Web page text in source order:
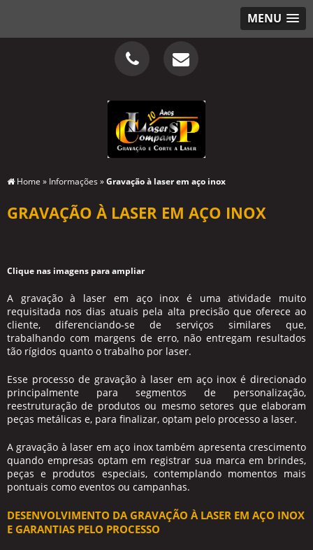
MENU
Home » Informações »Gravação à laser em aço inox
GRAVAÇÃO À LASER EM AÇO INOX
Clique nas imagens para ampliar
A gravação à laser em aço inox é uma atividade muito
requisitada nos dias atuais pela alta precisão que oferece ao
cliente, diferenciando-se de serviços similares que,
trabalhando com margens de erro, não entregam resultados
tão rígidos quanto o trabalho por laser.
Esse processo de gravação à laser em aço inox é direcionado
principalmente para segmentos de personalização,
reestruturação de produtos ou mesmo setores que elaboram
peças metálicas e, para finalizar, optam pelo processo a laser.
Agravação à laser em aço inoxtambém apresenta crescimento
quando empresas optam em registrar sua marca em brindes,
peças e produtos especiais, contemplando momentos mais
pontuais como eventos ou campanhas.
DESENVOLVIMENTO DA GRAVAÇÃO À LASER EM AÇO INOX
E GARANTIAS PELO PROCESSO